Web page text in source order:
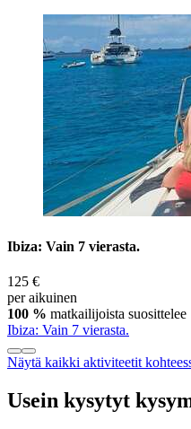
Ibiza: Vain 7 vierasta.
125 €
per aikuinen
100 % matkailijoista suosittelee
Ibiza: Vain 7 vierasta.
Näytä kaikki aktiviteetit
Usein kysytyt